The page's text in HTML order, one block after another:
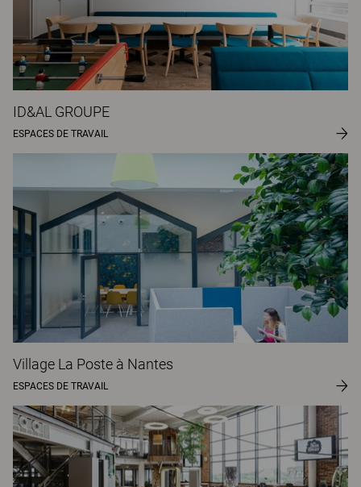
ID&AL GROUPE
ESPACES DE TRAVAIL
Village La Poste à Nantes
ESPACES DE TRAVAIL